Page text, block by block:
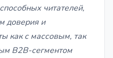
читателей,
доверия и
как с массовым, так
B2B-сегментом